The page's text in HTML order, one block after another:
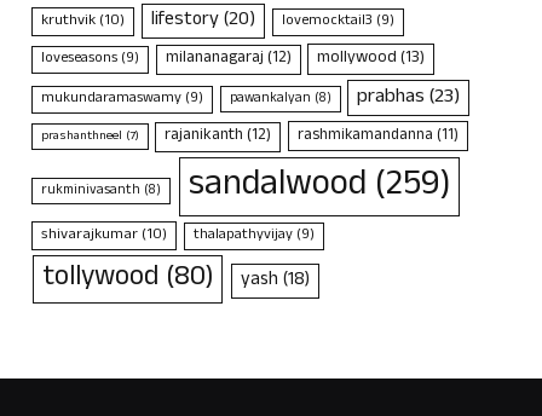
kruthvik(10) lifestory(20) lovemocktail3 (9)
loveseasons (9) milananagaraj(12) mollywood(13)
mukundaramaswamy (9) pawankalyan (8) prabhas(23)
prashanthneel (7) rajanikanth(12) rashmikamandanna(11)
rukminivasanth (8) sandalwood (259)
shivarajkumar(10) thalapathyvijay(9)
tollywood (80) yash(18)